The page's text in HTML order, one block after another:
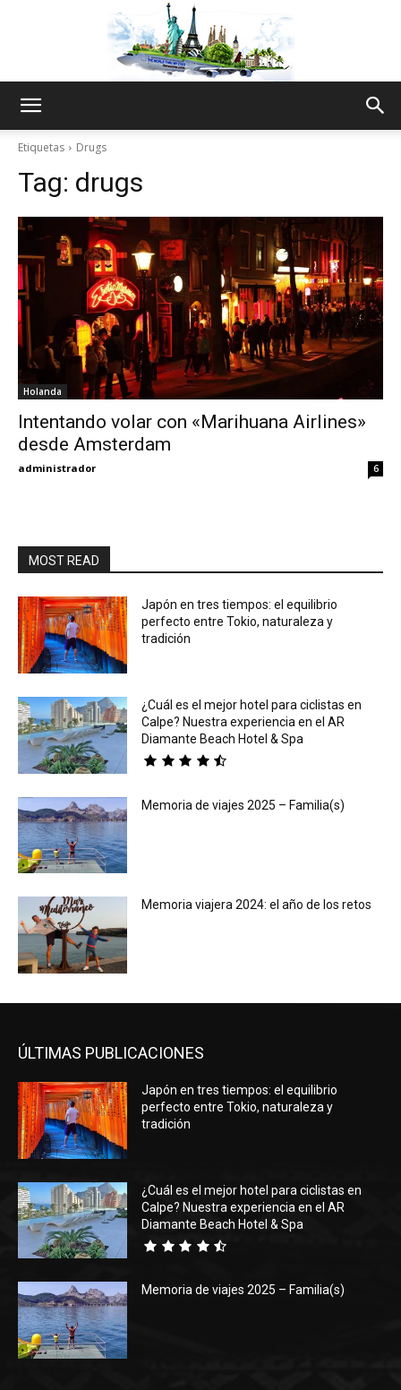
Thru
My
Etiquetas Drugs
Tag: drugs
Holanda
Intentando volar con «Marihuana Airlines»
desde Amsterdam
administrador 6
MOST READ
Japón en tres tiempos: el equilibrio
perfecto entre Tokio, naturaleza y
tradición
¿Cuál es el mejor hotel para ciclistas en
Calpe? Nuestra experiencia en el AR
Diamante Beach Hotel & Spa
Memoria de viajes 2025 – Familia(s)
Memoria viajera 2024: el año de los retos
ÚLTIMAS PUBLICACIONES
Japón en tres tiempos: el equilibrio
perfecto entre Tokio, naturaleza y
tradición
¿Cuál es el mejor hotel para ciclistas en
Calpe? Nuestra experiencia en el AR
Diamante Beach Hotel & Spa
Memoria de viajes 2025 – Familia(s)